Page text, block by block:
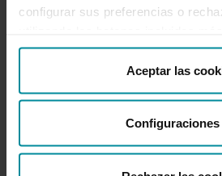
configurar sus preferencias o
“Detalles”. También puede
como cambiar el consentimiento
desde nuestraPolítica de Cookies.
Aceptar las
Configuraciones
Destacados